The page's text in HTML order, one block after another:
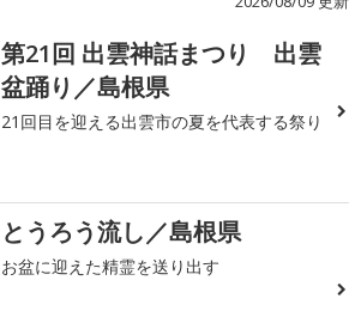
第21回 出雲神話まつり 出雲
盆踊り／島根県
21回目を迎える出雲市の夏を代表する祭り
とうろう流し／島根県
お盆に迎えた精霊を送り出す